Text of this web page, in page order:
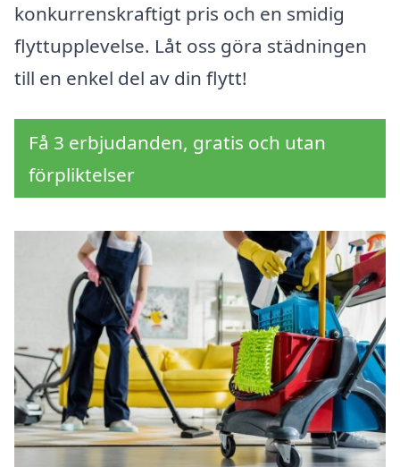
konkurrenskraftigt pris och en smidig
flyttupplevelse. Låt oss göra städningen
till en enkel del av din flytt!
Få 3 erbjudanden, gratis och utan
förpliktelser